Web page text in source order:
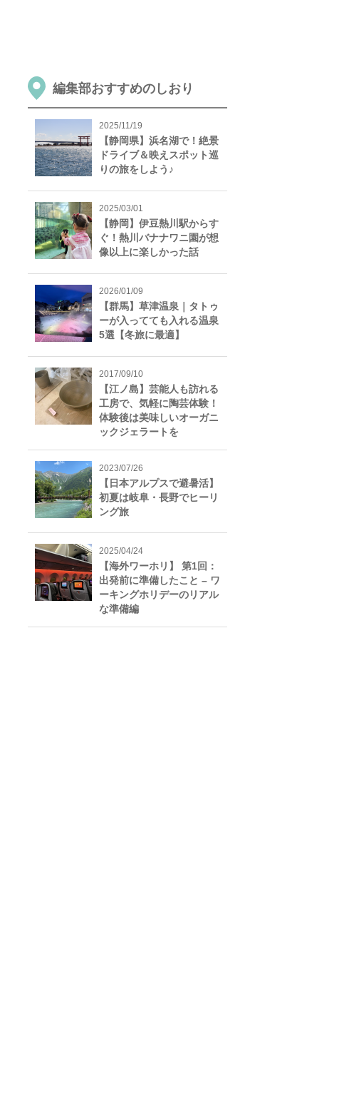
編集部おすすめのしおり
2025/11/19
【静岡県】浜名湖で！絶景
ドライブ＆映えスポット巡
りの旅をしよう♪
2025/03/01
【静岡】伊豆熱川駅からす
ぐ！熱川バナナワニ園が想
像以上に楽しかった話
2026/01/09
【群馬】草津温泉｜タトゥ
ーが入ってても入れる温泉
5選【冬旅に最適】
2017/09/10
【江ノ島】芸能人も訪れる
工房で、気軽に陶芸体験！
体験後は美味しいオーガニ
ックジェラートを
2023/07/26
【日本アルプスで避暑活】
初夏は岐阜・長野でヒーリ
ング旅
2025/04/24
【海外ワーホリ】 第1回：
出発前に準備したこと – ワ
ーキングホリデーのリアル
な準備編